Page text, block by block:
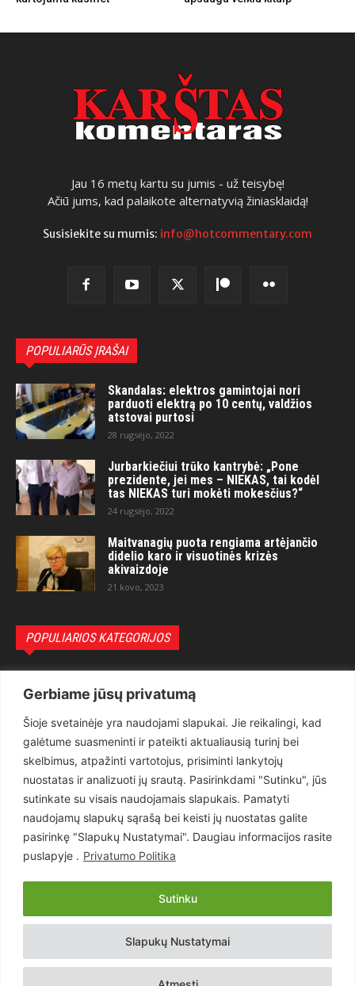
Gerbiame jūsų privatumą
Šioje svetainėje yra naudojami slapukai. Jie reikalingi, kad
galėtume suasmeninti ir pateikti aktualiausią turinį bei
skelbimus, atpažinti vartotojus, prisiminti lankytojų
nuostatas ir analizuoti jų srautą. Pasirinkdami "Sutinku", jūs
sutinkate su visais naudojamais slapukais. Pamatyti
naudojamų slapukų sąrašą bei keisti jų nuostatas galite
pasirinkę "Slapukų Nustatymai". Daugiau informacijos rasite
puslapyje . Privatumo Politika
Slapukų Nustatymai
Sutinku
Jau 16 metų kartu su jumis - už teisybę!
Ačiū jums, kad palaikote alternatyvią žiniasklaidą!
Susisiekite su mumis: info@hotcommentary.com
POPULIARŪS ĮRAŠAI
Skandalas: elektros gamintojai nori
parduoti elektrą po 10 centų, valdžios
atstovai purtosi
28 rugsėjo, 2022
Jurbarkiečiui trūko kantrybė: „Pone
prezidente, jei mes – NIEKAS, tai kodėl
tas NIEKAS turi mokėti mokesčius?“
24 rugsėjo, 2022
Maitvanagių puota rengiama artėjančio
didelio karo ir visuotinės krizės
akivaizdoje
21 kovo, 2023
POPULIARIOS KATEGORIJOS
Teisėsauga
1497
Aktualu
Lietuva
619
Pasaulis
Статьи на русском
Articles in english
Copyright © 2026 UAB „Goruva“. Visos teisės saugomos.
Kontaktai Prenumerata Privatumo Politika Naudojimosi Taisyklės